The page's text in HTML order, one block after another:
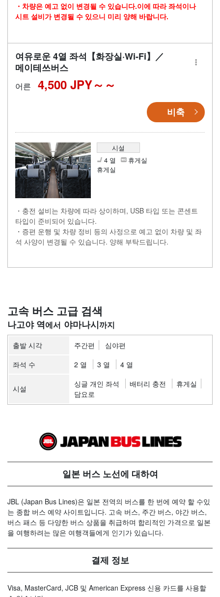
・차량은 예고 없이 변경될 수 있습니다.이에 따라 좌석이나
시트 설비가 변경될 수 있으니 미리 양해 바랍니다.
여유로운 4열 좌석【화장실·Wi-Fi】／
메이테쓰버스
어른 4,500 JPY～
비축
시설
4 열
휴게실
휴게실
・충전 설비는 차량에 따라 상이하며, USB 타입 또는 콘센트
타입이 준비되어 있습니다.
・증편 운행 및 차량 정비 등의 사정으로 예고 없이 차량 및 좌
석 사양이 변경될 수 있습니다. 양해 부탁드립니다.
고속 버스 고급 검색
나고야 역 야마나시
출발 시각 주간편
심야편
좌석 수
2 열 3 열 4 열
시설 싱글 개인 좌석 배터리 충전
휴게실
담요로
일본 버스 노선에 대하여
JBL (Japan Bus Lines)은 일본 전역의 버스를 한 번에 예약 할 수있
는 종합 버스 예약 사이트입니다. 고속 버스, 주간 버스, 야간 버스,
버스 패스 등 다양한 버스 상품을 취급하며 합리적인 가격으로 일본
을 여행하려는 많은 여행객들에게 인기가 있습니다.
결제 정보
Visa, MasterCard, JCB 및 American Express 신용 카드를 사용할